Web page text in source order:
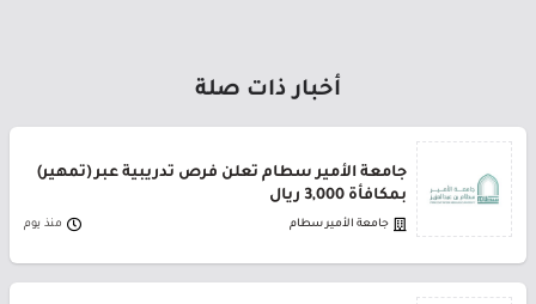
أخبار ذات صلة
جامعة الأمير سطام تعلن فرص تدريبية عبر (تمهير)
بمكافأة 3,000 ريال
جامعة الأمير سطام منذ يوم